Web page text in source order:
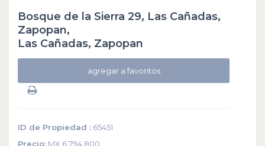
Bosque de la Sierra 29, Las Cañadas,
Zapopan,
Las Cañadas, Zapopan
agregar a favoritos
ID de Propiedad : 65451
Precio: MX 6,794,800